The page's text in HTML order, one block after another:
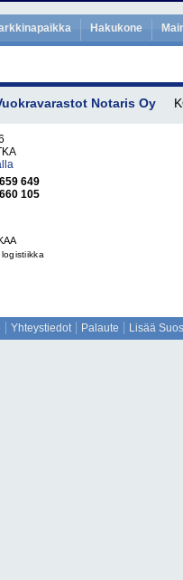
Hakukone
Notaris Oy
649
105
logistiikka
Yhteystiedot Palaute Lisää